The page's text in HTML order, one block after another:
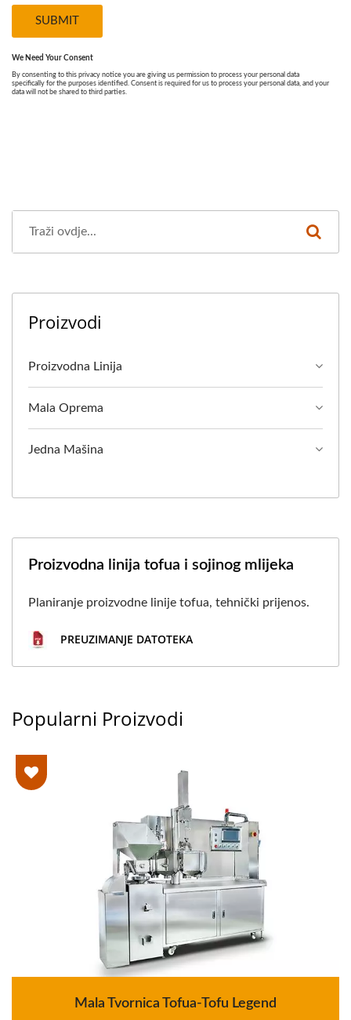
Proizvodi
Proizvodna Linija
Mala Oprema
Jedna Mašina
Proizvodna linija tofua i sojinog mlijeka
Planiranje proizvodne linije tofua, tehnički prijenos.
PREUZIMANJE DATOTEKA
Popularni Proizvodi
Mala Tvornica Tofua-Tofu Legend